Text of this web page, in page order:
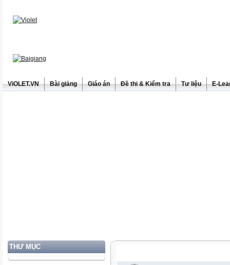
ViOLET.VN Bài giảng Giáo án Đề thi & Kiểm tra Tư liệu E-
THƯ MỤC